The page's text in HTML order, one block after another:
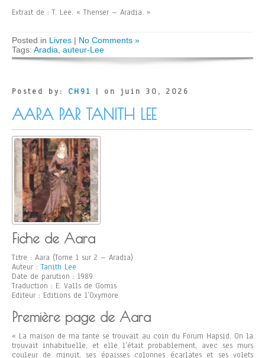
Extrait de : T. Lee. « Thenser – Aradia. »
Posted in Livres | No Comments »
Tags: Aradia auteur-Lee
Posted by: CH91 | on juin 30, 2026
AARA PAR TANITH LEE
Fiche de Aara
Titre : Aara (Tome 1 sur 2 – Aradia)
Auteur :Tanith Lee
Date de parution : 1989
Traduction : E. Valls de Gomis
Editeur : Editions de l’Oxymore
Première page de Aara
« La maison de ma tante se trouvait au coin du Forum Hapsid. On la
trouvait inhabituelle, et elle l’était probablement, avec ses murs
couleur de minuit, ses épaisses colonnes écarlates et ses volets